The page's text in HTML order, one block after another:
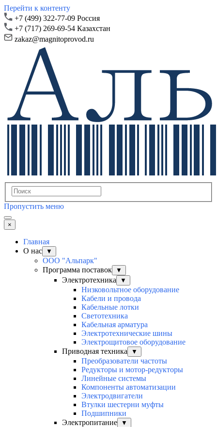
Перейти к контенту
+7 (499) 322-77-09 Россия
+7 (717) 269-69-54 Казахстан
zakaz@magnitoprovod.ru
Пропустить меню
×
Главная
О нас
▼
ООО "Альпарк"
Программа поставок
▼
Электротехника ▼
Низковольтное оборудование
Кабели и провода
Кабельные лотки
Светотехника
Кабельная арматура
Электротехнические шины
Электрощитовое оборудование
Приводная техника
▼
Преобразователи частоты
Редукторы и мотор-редукторы
Линейные системы
Компоненты автоматизации
Электродвигатели
Втулки шестерни муфты
Подшипники
Электропитание
▼